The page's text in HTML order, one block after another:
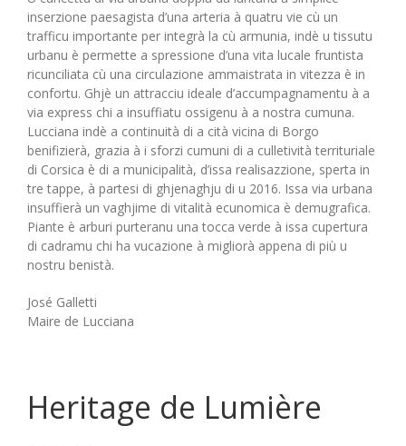
inserzione paesagista d’una arteria à quatru vie cù un
trafficu importante per integrà la cù armunia, indè u tissutu
urbanu è permette a spressione d’una vita lucale fruntista
ricunciliata cù una circulazione ammaistrata in vitezza è in
confortu. Ghjè un attracciu ideale d’accumpagnamentu à a
via express chi a insuffiatu ossigenu à a nostra cumuna.
Lucciana indè a continuità di a cità vicina di Borgo
benifizierà, grazia à i sforzi cumuni di a culletività territuriale
di Corsica è di a municipalità, d’issa realisazzione, sperta in
tre tappe, à partesi di ghjenaghju di u 2016. Issa via urbana
insuffierà un vaghjime di vitalità ecunomica è demugrafica.
Piante è arburi purteranu una tocca verde à issa cupertura
di cadramu chi ha vucazione à migliorà appena di più u
nostru benistà.
José Galletti
Maire de Lucciana
Heritage de Lumière